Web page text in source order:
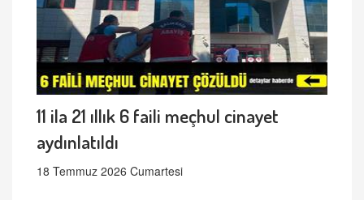
11 ila 21 ıllık 6 faili meçhul cinayet
aydınlatıldı
18 Temmuz 2026 Cumartesi